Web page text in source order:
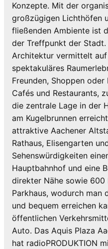
Konzepte. Mit der
großzügigen Lichthöfen
fließenden Ambiente ist
der Treffpunkt der
Architektur vermittelt auf
spektakuläres
Freunden, Shoppen
Cafés und Restaurants,
die zentrale Lage in der
am Kugelbrunnen
attraktive Aachener
Rathaus, Elisengarten
Sehenswürdigkeiten
Hauptbahnhof und eine
direkter Nähe sowie 600
Parkhaus, wodurch man
und bequem erreichen
öffentlichen
Auto. Das Aquis Plaza
hat radioPRODUKTION